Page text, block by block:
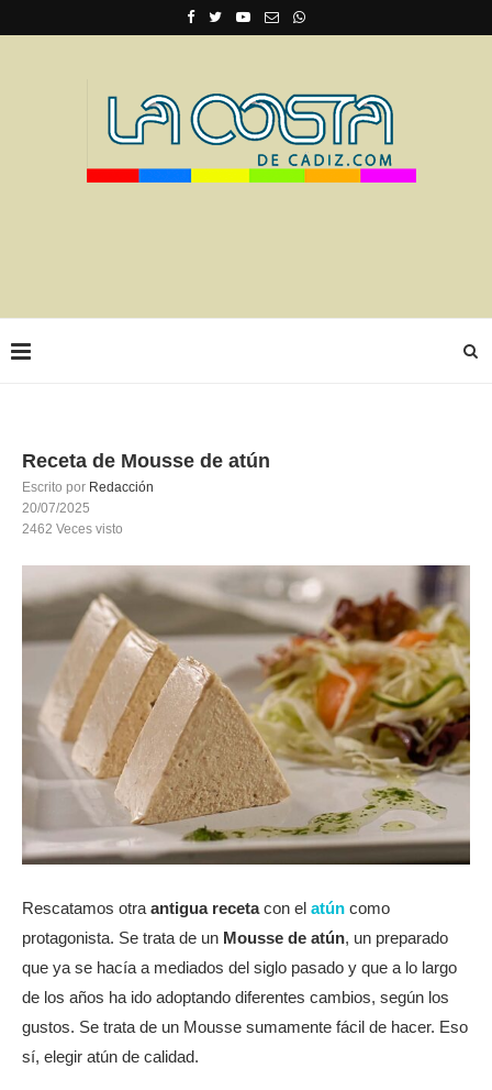
Receta de Mousse de atún
Escrito por Redacción
20/07/2025
2462 Veces visto
Rescatamos otra antigua recetacon el atún como
protagonista. Se trata de un Mousse de atún, un preparado
que ya se hacía a mediados del siglo pasado y que a lo largo
de los años ha ido adoptando diferentes cambios, según los
gustos. Se trata de un Mousse sumamente fácil de hacer. Eso
sí, elegir atún de calidad.